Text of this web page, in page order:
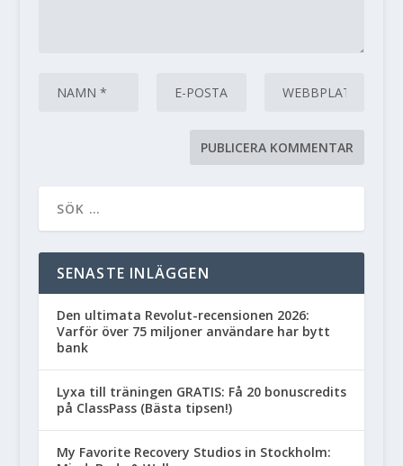
SENASTE INLÄGGEN
Den ultimata Revolut-recensionen 2026:
Varför över 75 miljoner användare har bytt
bank
Lyxa till träningen GRATIS: Få 20 bonuscredits
på ClassPass (Bästa tipsen!)
My Favorite Recovery Studios in Stockholm: